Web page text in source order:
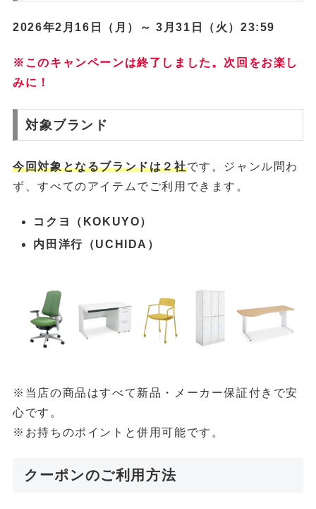
2026年2月16日（月）～ 3月31日（火）23:59
※このキャンペーンは終了しました。次回をお楽し
みに！
対象ブランド
今回対象となるブランドは２社です。ジャンル問わ
ず、すべてのアイテムでご利用できます。
コクヨ（KOKUYO）
内田洋行（UCHIDA）
※当店の商品はすべて新品・メーカー保証付きで安
心です。
※お持ちのポイントと併用可能です。
クーポンのご利用方法